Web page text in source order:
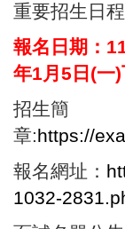
重要招生日
報名日期：
年1月5日(一
招生簡
章:https://
報名網址：
1032-